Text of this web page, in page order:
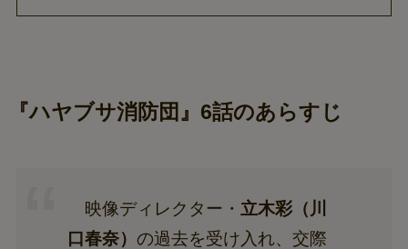
『ハヤブサ消防団』6話のあらすじ
映像ディレクター・ 立木彩（川
口春奈）の過去を受け入れ、交際